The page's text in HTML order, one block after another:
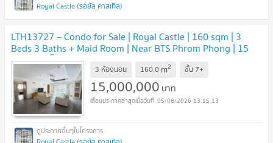
Royal Castle (รอยัล คาสเทิล)
LTH13727 – Condo for Sale | Royal Castle | 160 sqm | 3
Beds 3 Baths + Maid Room | Near BTS Phrom Phong | 15
MB | คอนโดขาย รอยัลคาสเซิล สุขุมวิท 39
3 ห้องนอน 160.0 m2 ชั้น 7+
15,000,000 บาท
05/08/2026 13:15:13